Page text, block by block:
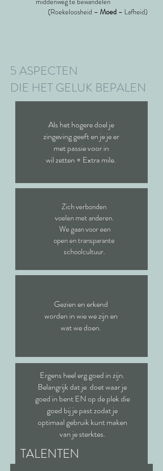
(Roekeloosheid – Moed – Lafheid)
5 ASPECTEN
DIE HET GELUK BEPALEN
Als het hogere doel je
zingeving geeft en je je er
met passie voor in
wil zetten = Extra mile.
Zich verbonden
voelen met anderen.
We gaan voor een
open en transparante
schoolcultuur.
Gezien en erkend
worden in wie we zijn en
wat we doen.
Ergens heel erg goed in zijn.
Belangrijk dat je doet waar je
goed in bent EN op de plek die
goed bij je past zodat je
optimaal gebruik kunt maken
van je sterktes.
TALENTEN